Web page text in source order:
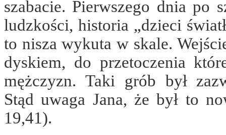
szabacie. Pierwszego dnia po
ludzkości, historia „dzieci
to nisza wykuta w skale.
dyskiem, do przetoczenia
mężczyzn. Taki grób był
Stąd uwaga Jana, że był to
19,41).